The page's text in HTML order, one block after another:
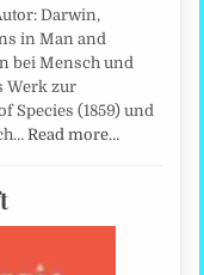
Darwin,
in Man and
bei Mensch und
Werk zur
Species (1859) und
Read more…